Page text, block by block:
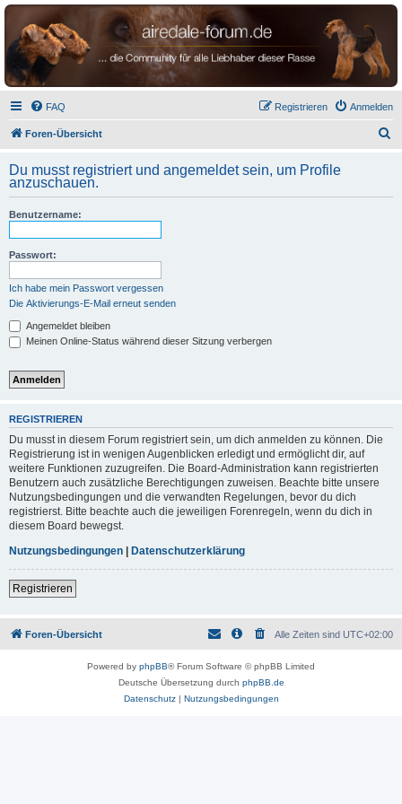
airedale-forum.de
FAQ Anmelden
Registrieren
Foren-Übersicht
h
Du musst registriert und angemeldet sein, um Profile
anzuschauen.
Benutzername:
Passwort:
Ich habe mein Passwort vergessen
Die Aktivierungs-E-Mail erneut senden
Angemeldet bleiben
Meinen Online-Status während dieser Sitzung verbergen
REGISTRIEREN
Du musst in diesem Forum registriert sein, um dich anmelden zu können. Die
Registrierung ist in wenigen Augenblicken erledigt und ermöglicht dir, auf
weitere Funktionen zuzugreifen. Die Board-Administration kann registrierten
Benutzern auch zusätzliche Berechtigungen zuweisen. Beachte bitte unsere
Nutzungsbedingungen und die verwandten Regelungen, bevor du dich
registrierst. Bitte beachte auch die jeweiligen Forenregeln, wenn du dich in
diesem Board bewegst.
Nutzungsbedingungen
Datenschutzerklärung
Registrieren
Foren-Übersicht Alle Zeiten sind UTC+02:00
Powered by phpBB® Forum Software © phpBB Limited
Deutsche Übersetzung durch phpBB.de
Datenschutz| Nutzungsbedingungen